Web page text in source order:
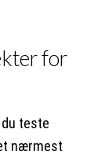
for
teste
nærmest